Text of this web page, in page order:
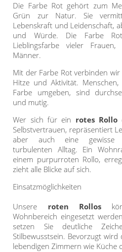
Raffrollos günstig
Standard Raffrollos
Zubehör für
Flächenvorhang
Maß
Standard
Flächengardinen
Technik
Zubehör für
Standardgrößen
Lamellenvorhang
Lamellen nach Maß
Fensterformen
Ausstattung /
Individual Druck
Messanleitung
Lamellen
Zubehör
Jalousien
Jalousien nach Maß
günstige Jalousien
Standardgrößen
Holzjalousien
Jalousie ausmessen
Jalousien ohne
Galerie
Markisenstoff
Markisenstoff nach
Balkon
Sichtschutz
Balkonbespannung
Maß
Konfigurator
Scheibengardinen
Sonnensegel
Outdoor-Plissees
Messanleitung
Gardinenschals
Vorhangschals
Ösenschals
Tischdecke
Fensterbilder
Die Farbe Rot gehört zum
Grün zur Natur. Sie
Lebenskraft und Leidenschaft,
und Würde. Die Farbe
Lieblingsfarbe vieler
Männer.
Mit der Farbe Rot verbinden
Hitze und Aktivität.
Farbe umgeben, sind
und mutig.
Wer sich für ein rotes Rollo
Selbstvertrauen, repräsentiert
aber auch eine gewisse
turbulenten Alltag. Ein
einem purpurroten Rollo,
zieht alle Blicke auf sich.
Einsatzmöglichkeiten
Unsere roten Rollos
Wohnbereich eingesetzt
setzen Sie deutliche
Stilbewusstsein. Bevorzugt wird
lebendigen Zimmern wie Küche